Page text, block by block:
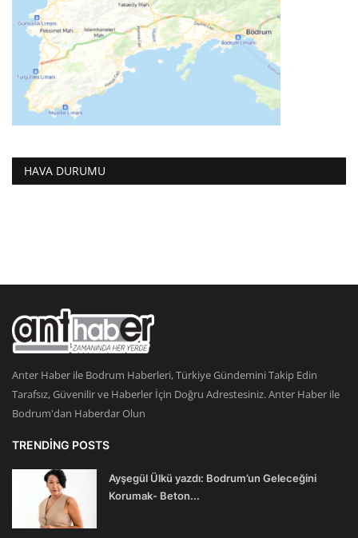
HAVA DURUMU
Anter Haber ile Bodrum Haberleri, Türkiye Gündemini Takip Edin
Tarafsız, Güvenilir ve Haberler İçin Doğru Adrestesiniz. Anter Haber ile
Bodrum'dan Haberdar Olun
TRENDING POSTS
Ayşegül Ülkü yazdı: Bodrum’un Geleceğini
Korumak- Beton...